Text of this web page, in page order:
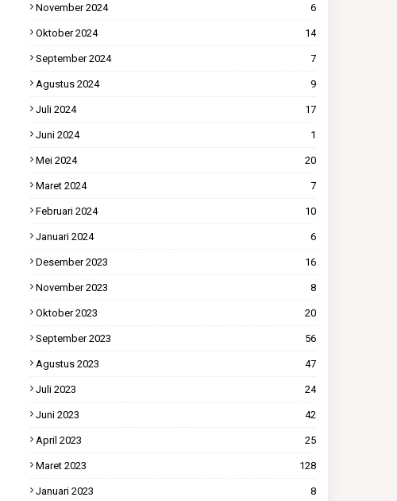
November 2024 6
Oktober 2024 14
September 2024 7
Agustus 2024 9
Juli 2024 17
Juni 2024 1
Mei 2024 20
Maret 2024 7
Februari 2024 10
Januari 2024 6
Desember 2023 16
November 2023 8
Oktober 2023 20
September 2023 56
Agustus 2023 47
Juli 2023 24
Juni 2023 42
April 2023 25
Maret 2023 128
Januari 2023 8